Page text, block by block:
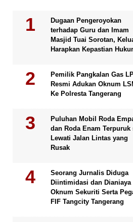
Dugaan Pengeroyokan
terhadap Guru dan Imam
Masjid Tuai Sorotan,
Harapkan Kepastian
Pemilik Pangkalan Gas
Resmi Adukan Oknum
Ke Polresta Tangerang
Puluhan Mobil Roda
dan Roda Enam Terpuruk
Lewati Jalan Lintas yang
Rusak
Seorang Jurnalis Diduga
Diintimidasi dan Dianiaya
Oknum Sekuriti Serta
FIF Tangcity Tangerang